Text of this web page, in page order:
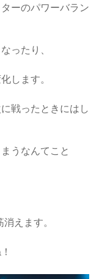
ーのパワーバラン
ったり、
します。
戦ったときにはし
うなんてこと
えます。